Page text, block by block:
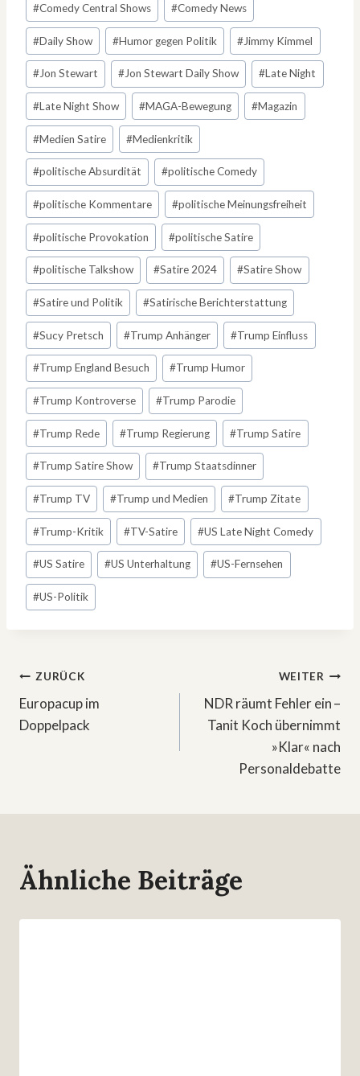
#Comedy Central Shows #Comedy News
#Daily Show #Humor gegen Politik #Jimmy Kimmel
#Jon Stewart #Jon Stewart Daily Show #Late Night
#Late Night Show #MAGA-Bewegung #Magazin
#Medien Satire #Medienkritik
#politische Absurdität #politische Comedy
#politische Kommentare #politische Meinungsfreiheit
#politische Provokation #politische Satire
#politische Talkshow #Satire 2024 #Satire Show
#Satire und Politik #Satirische Berichterstattung
#Sucy Pretsch #Trump Anhänger #Trump Einfluss
#Trump England Besuch #Trump Humor
#Trump Kontroverse #Trump Parodie
#Trump Rede #Trump Regierung #Trump Satire
#Trump Satire Show #Trump Staatsdinner
#Trump TV #Trump und Medien #Trump Zitate
#Trump-Kritik #TV-Satire #US Late Night Comedy
#US Satire #US Unterhaltung #US-Fernsehen
#US-Politik
Beitragsnavigation
ZURÜCK
Europacup im
Doppelpack
WEITER
NDR räumt Fehler ein –
Tanit Koch übernimmt
»Klar« nach
Personaldebatte
Ähnliche Beiträge